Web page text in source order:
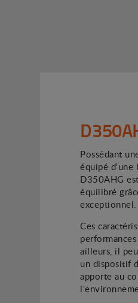
Possédant
équipé d'une
D350AHG
équilibré
exceptionnel.
Ces
ailleurs, il
un dispositif
apporte au